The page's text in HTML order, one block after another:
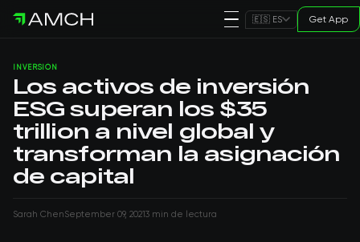
🇪🇸 ES Get App
INVERSIÓN
Los activos de inversión
ESG superan los $35
trillion a nivel global y
transforman la asignación
de capital
Sarah ChenSeptember 09, 20213 min de lectura